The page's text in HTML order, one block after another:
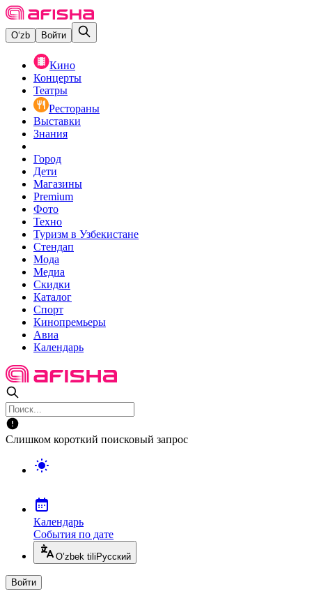
O‘zb Войти
Кино
Концерты
Театры
Рестораны
Выставки
Знания
Город
Дети
Магазины
Premium
Фото
Техно
Туризм в Узбекистане
Стендап
Мода
Медиа
Скидки
Каталог
Спорт
Кинопремьеры
Авиа
Календарь
Слишком короткий поисковый запрос
Календарь
События по дате
O’zbek tili Русский
Войти